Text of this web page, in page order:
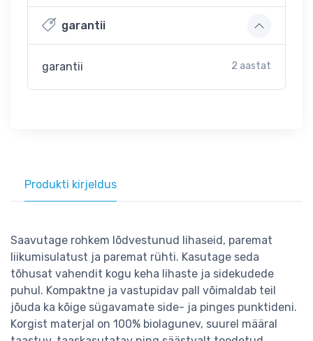
garantii
garantii 2 aastat
Produkti kirjeldus
Saavutage rohkem lõdvestunud lihaseid, paremat
liikumisulatust ja paremat rühti. Kasutage seda
tõhusat vahendit kogu keha lihaste ja sidekudede
puhul. Kompaktne ja vastupidav pall võimaldab teil
jõuda ka kõige sügavamate side- ja pinges punktideni.
Korgist materjal on 100% biolagunev, suurel määral